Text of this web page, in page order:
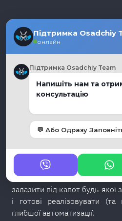
ЦІЯ
НЕ
20–30% її можливостей.І
в тому, що стандартні
покривають реальні
залазити під капот будь-
і готові реалізовувати (та
глибшої автоматизації.
Підтримка Osadchiy
онлайн
Підтримка Osadchiy Team
Напишіть нам та
консультацію
💬 Або Одразу